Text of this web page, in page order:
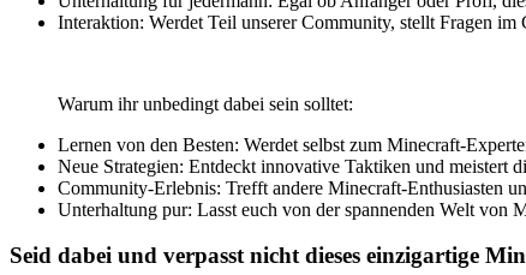
Interaktion: Werdet Teil unserer Community, stellt Fragen im
Warum ihr unbedingt dabei sein solltet:
Lernen von den Besten: Werdet selbst zum Minecraft-
Neue Strategien: Entdeckt innovative Taktiken und meistert
Community-Erlebnis: Trefft andere Minecraft-Enthusiasten
Unterhaltung pur: Lasst euch von der spannenden Welt von
Seid dabei und verpasst nicht dieses einzigartige